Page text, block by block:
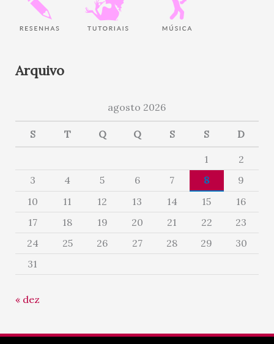
Arquivo
agosto 2026
S T Q Q S S D
1
2
3
4 5 6 7 8
9
10
11 12 13 14 15
16
17
18 19 20 21 22
23
24
25 26 27 28 29
30
31
« dez